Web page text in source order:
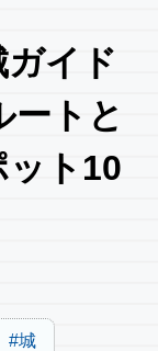
イド
ートと
ット10
城